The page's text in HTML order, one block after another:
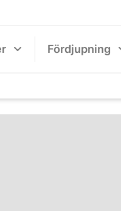
Fördjupning